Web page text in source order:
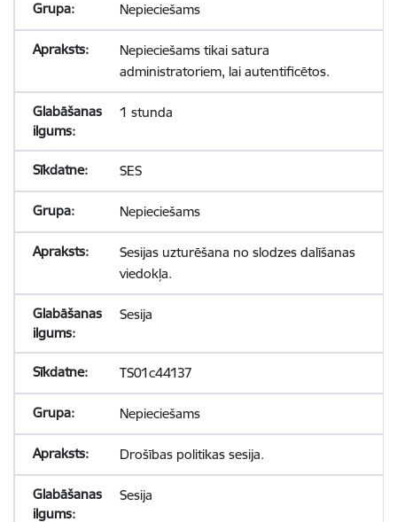
Nepieciešams
Nepieciešams tikai satura
administratoriem, lai autentificētos.
1 stunda
SES
Nepieciešams
Sesijas uzturēšana no slodzes dalīšanas
viedokļa.
Sesija
TS01c44137
Nepieciešams
Drošības politikas sesija.
Sesija